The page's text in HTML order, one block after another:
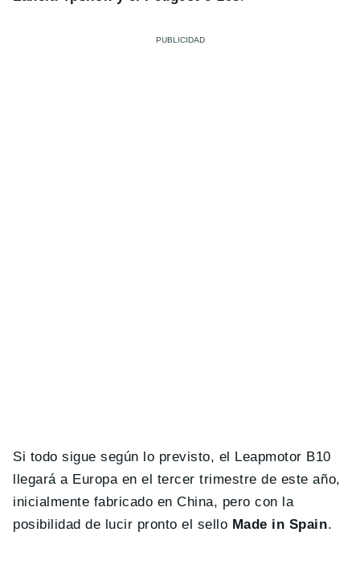
Si todo sigue según lo previsto, el Leapmotor B10
llegará a Europa en el tercer trimestre de este año,
inicialmente fabricado en China, pero con la
posibilidad de lucir pronto el sello Made in Spain.